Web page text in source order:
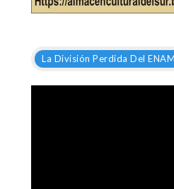
La División Perdida Del ENAM